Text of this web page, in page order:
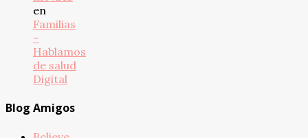
en
Familias
–
Hablamos
de salud
Digital
Blog Amigos